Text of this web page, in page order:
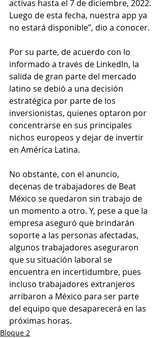
activas hasta el 7 de diciembre, 2022.
Luego de esta fecha, nuestra app ya
no estará disponible”, dio a conocer.
Por su parte, de acuerdo con lo
informado a través de LinkedIn, la
salida de gran parte del mercado
latino se debió a una decisión
estratégica por parte de los
inversionistas, quienes optaron por
concentrarse en sus principales
nichos europeos y dejar de invertir
en América Latina.
No obstante, con el anuncio,
decenas de trabajadores de Beat
México se quedaron sin trabajo de
un momento a otro. Y, pese a que la
empresa aseguró que brindarán
soporte a las personas afectadas,
algunos trabajadores aseguraron
que su situación laboral se
encuentra en incertidumbre, pues
incluso trabajadores extranjeros
arribaron a México para ser parte
del equipo que desaparecerá en las
próximas horas.
Bloque 2